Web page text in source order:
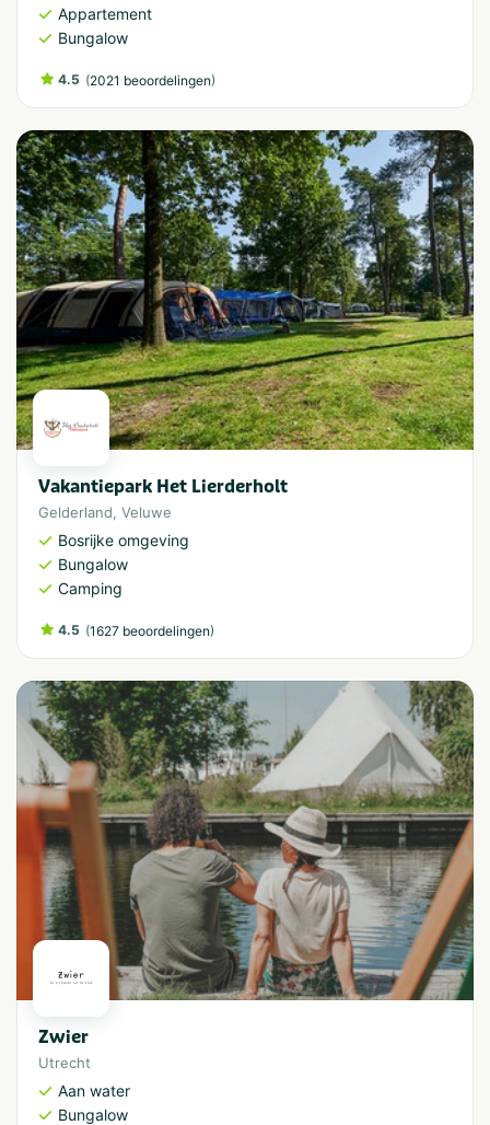
Appartement
Bungalow
4.5 (2021 beoordelingen)
Vakantiepark Het Lierderholt
Gelderland, Veluwe
Bosrijke omgeving
Bungalow
Camping
4.5 (1627 beoordelingen)
Zwier
Utrecht
Aan water
Bungalow